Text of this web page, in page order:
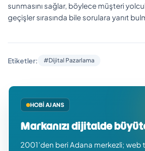
sunmasını sağlar, böylece müşteri
geçişler sırasında bile sorulara yanıt
Etiketler: #Dijital Pazarlama
HOBI AJANS
Markanızı dijitalde
2001’den beri Adana merkezli; web